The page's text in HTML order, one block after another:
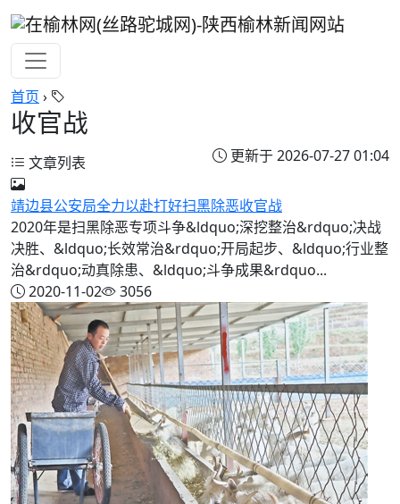
首页 ›
收官战
更新于 2026-07-27 01:04
文章列表
靖边县公安局全力以赴打好扫黑除恶收官战
2020年是扫黑除恶专项斗争&ldquo;深挖整治&rdquo;决战
决胜、&ldquo;长效常治&rdquo;开局起步、&ldquo;行业整
治&rdquo;动真除患、&ldquo;斗争成果&rdquo...
2020-11-02
3056